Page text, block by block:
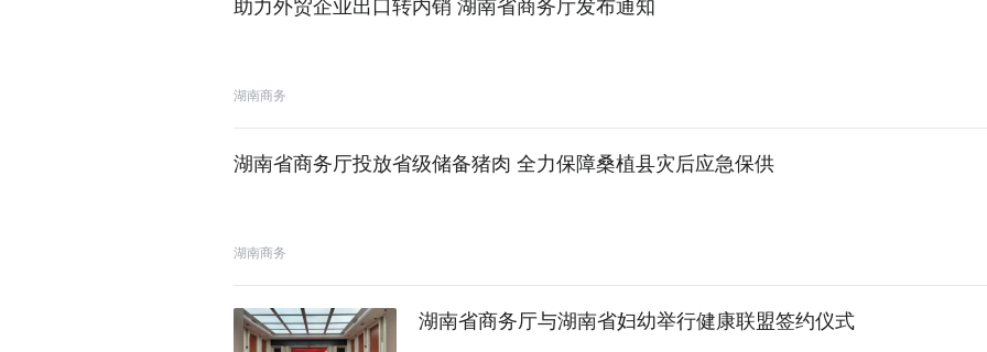
助力外贸企业出口转内销 湖南省商务厅发布通知
湖南商务
湖南省商务厅投放省级储备猪肉 全力保障桑植县灾后应急保供
湖南商务
湖南省商务厅与湖南省妇幼举行健康联盟签约仪式